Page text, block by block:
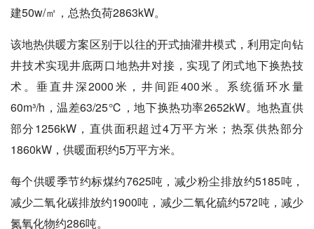
建50w/㎡，总热负荷2863kW。
该地热供暖方案区别于以往的开式抽灌井模式，利用定向钻
井技术实现井底两口地热井对接，实现了闭式地下换热技
术。垂直井深2000米，井间距400米。系统循环水量
60m³/h，温差63/25℃，地下换热功率2652kW。地热直供
部分1256kW，直供面积超过4万平方米；热泵供热部分
1860kW，供暖面积约5万平方米。
每个供暖季节约标煤约7625吨，减少粉尘排放约5185吨，
减少二氧化碳排放约1900吨，减少二氧化硫约572吨，减少
氮氧化物约286吨。